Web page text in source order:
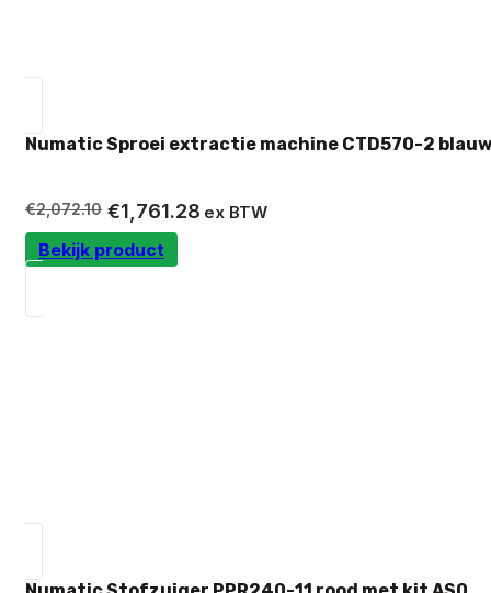
Numatic Sproei extractie machine CTD570-2
€2,072.10
Oorspronkelijke
prijs
was:
€1,761.28
Huidige
prijs
is:
ex BTW
Bekijk product